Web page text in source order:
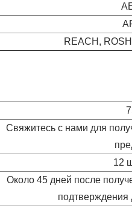
REACH,
Свяжитесь с нами для
12
Около 45 дней после
подтверждения